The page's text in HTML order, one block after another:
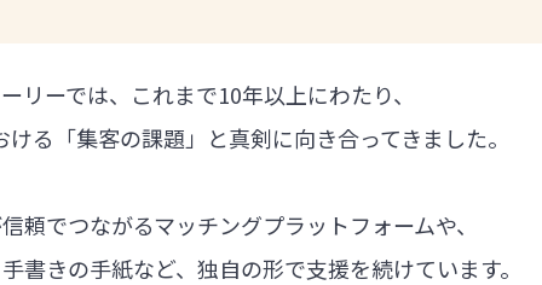
リーでは、これまで10年以上にわたり、
る「集客の課題」と真剣に向き合ってきました。
頼でつながるマッチングプラットフォームや、
書きの手紙など、独自の形で支援を続けています。